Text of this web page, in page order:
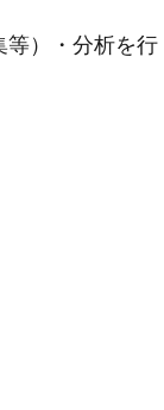
等）・分析を行